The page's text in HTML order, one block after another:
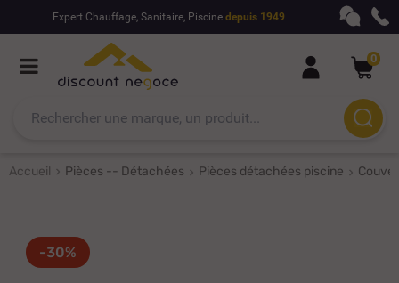
Expert Chauffage, Sanitaire, Piscine depuis 1949
0
Accueil Pièces -- Détachées Pièces détachées piscine
-30%